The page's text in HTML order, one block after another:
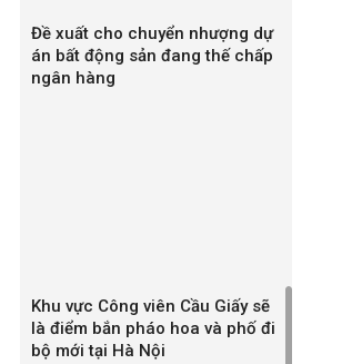
Đề xuất cho chuyển nhượng dự
án bất động sản đang thế chấp
ngân hàng
Khu vực Công viên Cầu Giấy sẽ
là điểm bắn pháo hoa và phố đi
bộ mới tại Hà Nội